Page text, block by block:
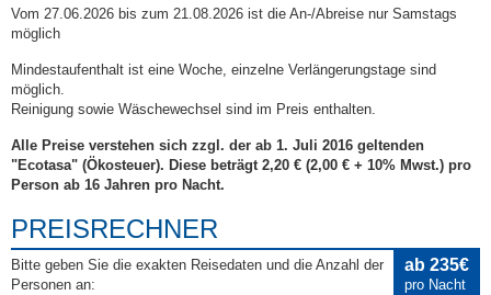
Vom 27.06.2026 bis zum 21.08.2026 ist die An-/Abreise nur Samstags
möglich
Mindestaufenthalt ist eine Woche, einzelne Verlängerungstage sind
möglich.
Reinigung sowie Wäschewechsel sind im Preis enthalten.
Alle Preise verstehen sich zzgl. der ab 1. Juli 2016 geltenden
"Ecotasa" (Ökosteuer). Diese beträgt 2,20 € (2,00 € + 10% Mwst.) pro
Person ab 16 Jahren pro Nacht.
ab 235€
pro Nacht
PREISRECHNER
Bitte geben Sie die exakten Reisedaten und die Anzahl der
Personen an: